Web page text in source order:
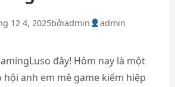
12 4, 2025bởiadmin
admin
đây! Hôm nay là một
hội anh em mê game kiếm hiệp